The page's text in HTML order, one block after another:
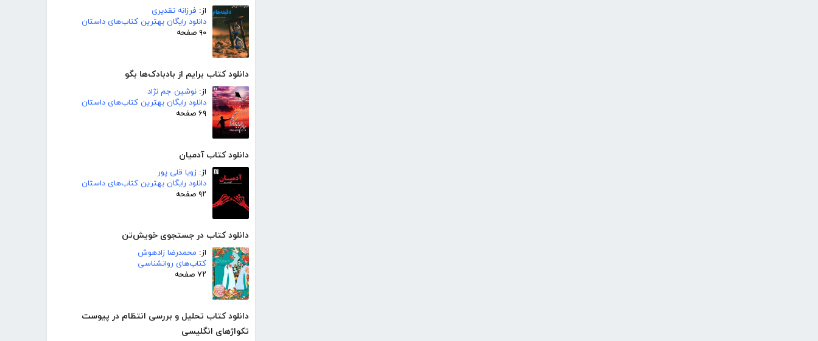
از: فرزانه تقدیری
دانلود رایگان بهترین کتاب‌های داستان
۹۰ صفحه
دانلود کتاب برایم از بادبادک‌ها بگو
از: نوشین جم نژاد
دانلود رایگان بهترین کتاب‌های داستان
۶۹ صفحه
دانلود کتاب آدمیان
از: زویا قلی پور
دانلود رایگان بهترین کتاب‌های داستان
۹۲ صفحه
دانلود کتاب در جستجوی خویش‌تن
از: محمدرضا زادهوش
کتاب‌های روانشناسی
۷۲ صفحه
دانلود کتاب تحلیل و بررسی انتظام در پیوست
تکواژهای انگلیسی